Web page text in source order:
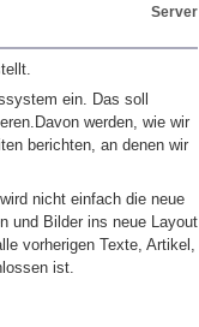
Server
ein. Das soll
werden, wie wir
berichten, an denen wir
nicht einfach die neue
und Bilder ins neue Layout
vorherigen Texte, Artikel,
ist.